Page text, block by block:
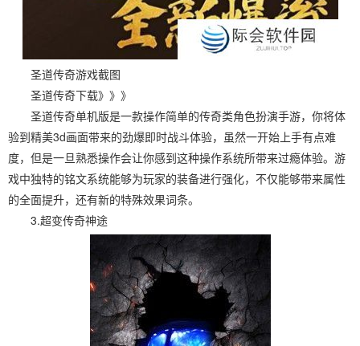
圣道传奇游戏截图
圣道传奇下载》》》
圣道传奇单机版是一款操作简单的传奇类角色扮演手游，你将体
验到精美3d画面带来的劲爆即时战斗体验，虽然一开始上手有点难
度，但是一旦熟悉操作会让你感到这种操作系统所带来过瘾体验。游
戏中独特的铭文系统能够为玩家的装备进行强化，不仅能够带来属性
的全面提升，还有新的特殊效果词条。
3.超变传奇神途